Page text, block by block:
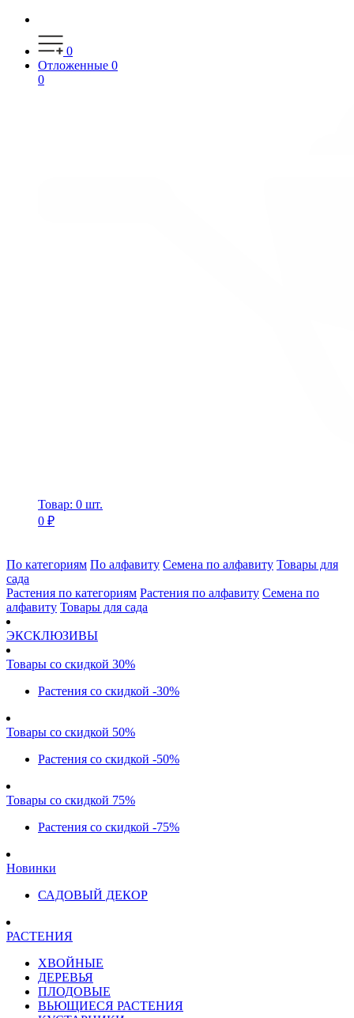
0
Отложенные 0
0
Товар: 0 шт.
0 ₽
По категориям По алфавиту Семена по алфавиту Товары для
сада
Растения по категориям Растения по алфавиту Семена по
алфавиту Товары для сада
ЭКСКЛЮЗИВЫ
Товары со скидкой 30%
Растения со скидкой -30%
Товары со скидкой 50%
Растения со скидкой -50%
Товары со скидкой 75%
Растения со скидкой -75%
Новинки
САДОВЫЙ ДЕКОР
РАСТЕНИЯ
ХВОЙНЫЕ
ДЕРЕВЬЯ
ПЛОДОВЫЕ
ВЬЮЩИЕСЯ РАСТЕНИЯ